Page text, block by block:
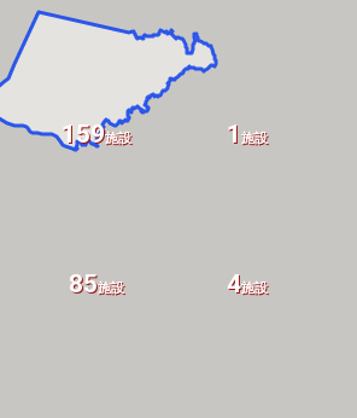
85施設 4施設
159施設 1 施設